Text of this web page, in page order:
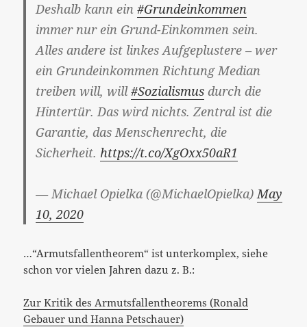
Deshalb kann ein#Grundeinkommen
immer nur ein Grund-Einkommen sein.
Alles andere ist linkes Aufgeplustere – wer
ein Grundeinkommen Richtung Median
treiben will, will#Sozialismus durch die
Hintertür. Das wird nichts. Zentral ist die
Garantie, das Menschenrecht, die
Sicherheit. https://t.co/XgOxx50aR1
— Michael Opielka (@MichaelOpielka)May
10, 2020
…“Armutsfallentheorem“ ist unterkomplex, siehe
schon vor vielen Jahren dazu z. B.:
Zur Kritik des Armutsfallentheorems (Ronald
Gebauer und Hanna Petschauer)